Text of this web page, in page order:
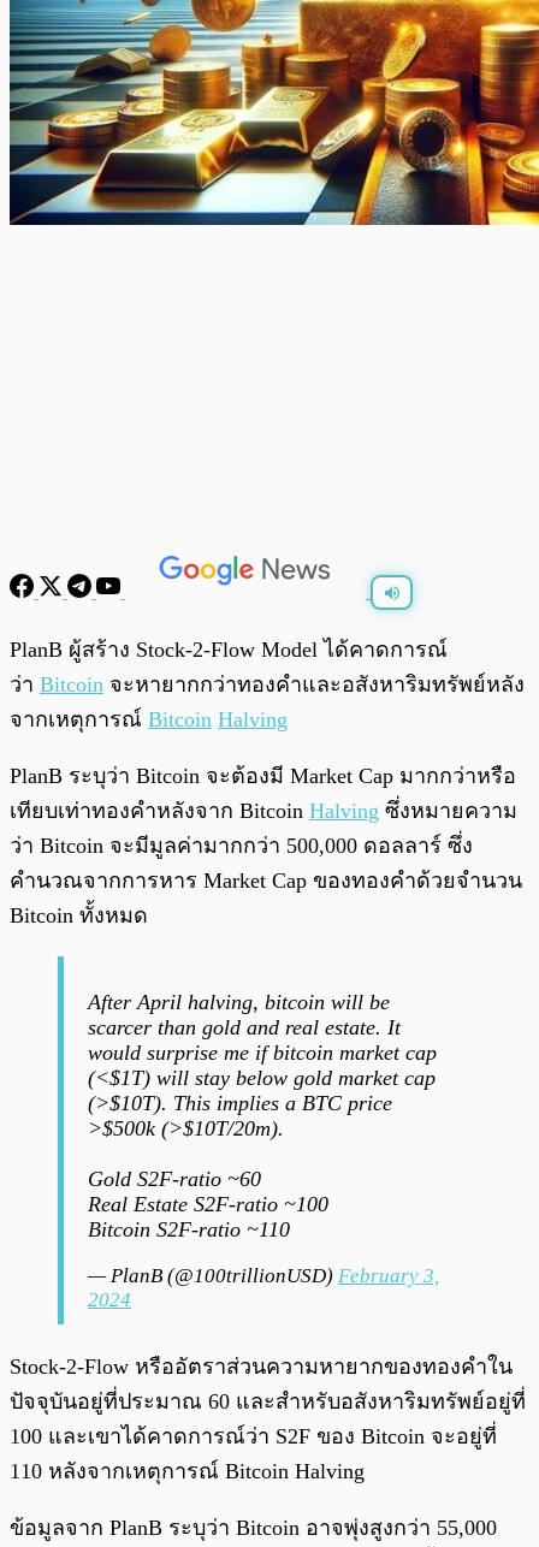
พร้อมเล่น /
PlanB ผู้สร้าง Stock-2-Flow Model ได้คาดการณ์
ว่า Bitcoin จะหายากกว่าทองคำและอสังหาริมทรัพย์หลัง
จากเหตุการณ์ Bitcoin Halving
PlanB ระบุว่า Bitcoin จะต้องมี Market Cap มากกว่าหรือ
เทียบเท่าทองคำหลังจาก Bitcoin Halving ซึ่งหมายความ
ว่า Bitcoin จะมีมูลค่ามากกว่า 500,000 ดอลลาร์ ซึ่ง
คำนวณจากการหาร Market Cap ของทองคำด้วยจำนวน
Bitcoin ทั้งหมด
After April halving, bitcoin will be
scarcer than gold and real estate. It
would surprise me if bitcoin market cap
(<$1T) will stay below gold market cap
(>$10T). This implies a BTC price
>$500k (>$10T/20m).
Gold S2F-ratio ~60
Real Estate S2F-ratio ~100
Bitcoin S2F-ratio ~110
— PlanB (@100trillionUSD) February 3,
2024
Stock-2-Flow หรืออัตราส่วนความหายากของทองคำใน
ปัจจุบันอยู่ที่ประมาณ 60 และสำหรับอสังหาริมทรัพย์อยู่ที่
100 และเขาได้คาดการณ์ว่า S2F ของ Bitcoin จะอยู่ที่
110 หลังจากเหตุการณ์ Bitcoin Halving
ข้อมูลจาก PlanB ระบุว่า Bitcoin อาจพุ่งสูงกว่า 55,000